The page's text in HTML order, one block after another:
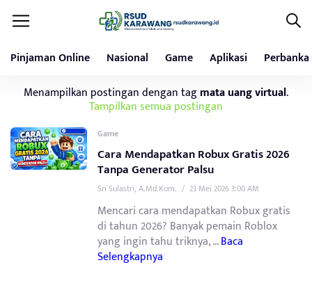
Pinjaman Online Nasional Game Aplikasi
Menampilkan postingan dengan tagmata uang virtual.
Tampilkan semua postingan
Game
Cara Mendapatkan Robux Gratis 2026
Tanpa Generator Palsu
Sri Sulastri, A.Md.Kom. / 23 Mei 2026 3:00 AM
Mencari cara mendapatkan Robux gratis
di tahun 2026? Banyak pemain Roblox
yang ingin tahu triknya, ...Baca
Selengkapnya